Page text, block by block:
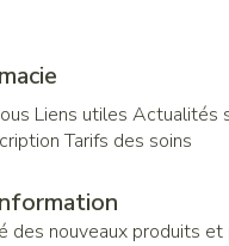
Liens utiles Actualités
Tarifs des soins
des nouveaux produits